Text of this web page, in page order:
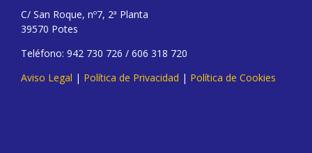
C/ San Roque, nº7, 2ª Planta
39570 Potes
Teléfono: 942 730 726 / 606 318 720
Aviso Legal | Política de Privacidad | Política de Cookies